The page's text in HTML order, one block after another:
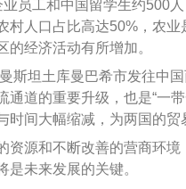
员工和中国留学生约500
村人口占比高达50%，农
的经济活动有所增加。
斯坦土库曼巴希市发往中
通道的重要升级，也是“一
时间大幅缩减，为两国的贸
资源和不断改善的营商环
是未来发展的关键。